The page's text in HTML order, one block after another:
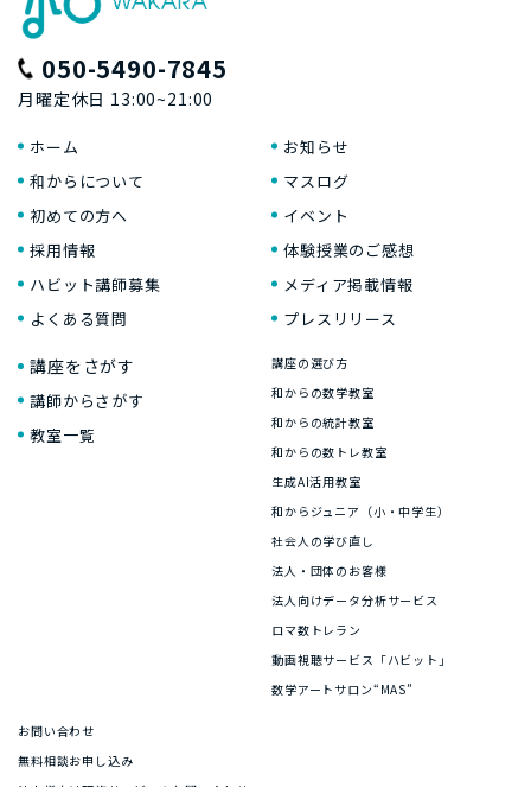
050-5490-7845
月曜定休日 13:00~21:00
ホーム
和からについて
初めての方へ
採用情報
ハビット講師募集
よくある質問
お知らせ
マスログ
イベント
体験授業のご感想
メディア掲載情報
プレスリリース
講座をさがす
講師からさがす
教室一覧
講座の選び方
和からの数学教室
和からの統計教室
和からの数トレ教室
生成AI活用教室
和からジュニア（小・中学生）
社会人の学び直し
法人・団体のお客様
法人向けデータ分析サービス
ロマ数トレラン
動画視聴サービス「ハビット」
数学アートサロン“MAS”
お問い合わせ
無料相談お申し込み